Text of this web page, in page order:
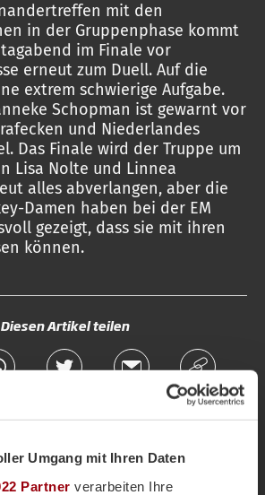
Umgang mit Ihren Daten
Partner verarbeiten Ihre
mit den
in der Gruppenphase kommt
im Finale vor
erneut zum Duell. Auf die
extrem schwierige Aufgabe.
Schopman ist gewarnt vor
und Niederlandes
Das Finale wird der Truppe um
Lisa Nolte und Linnea
alles abverlangen, aber die
Damen haben bei der EM
gezeigt, dass sie mit ihren
können.
Diesen Artikel teilen